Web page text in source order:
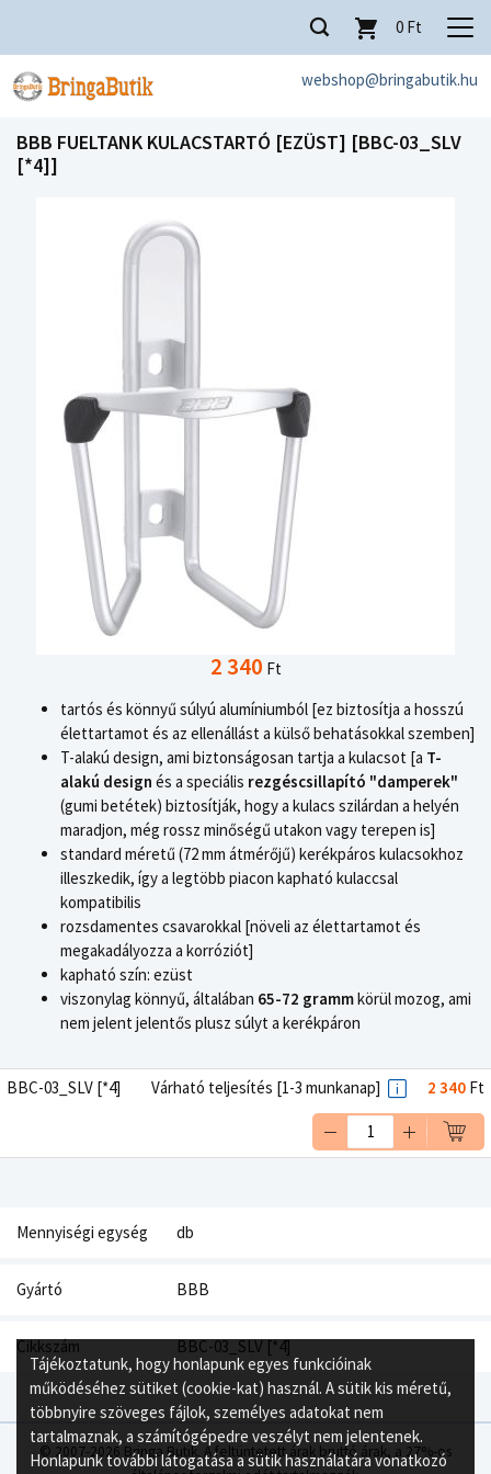
webshop@bringabutik.hu
0 Ft
BBB FUELTANK KULACSTARTÓ [EZÜST] [BBC-03_SLV
[*4]]
2 340 Ft
tartós és könnyű súlyú alumíniumból [ez biztosítja a hosszú
élettartamot és az ellenállást a külső behatásokkal szemben]
T-alakú design, ami biztonságosan tartja a kulacsot [a T-
alakú design és a speciális rezgéscsillapító "damperek"
(gumi betétek) biztosítják, hogy a kulacs szilárdan a helyén
maradjon, még rossz minőségű utakon vagy terepen is]
standard méretű (72 mm átmérőjű) kerékpáros kulacsokhoz
illeszkedik, így a legtöbb piacon kapható kulaccsal
kompatibilis
rozsdamentes csavarokkal [növeli az élettartamot és
megakadályozza a korróziót]
kapható szín: ezüst
viszonylag könnyű, általában 65-72 grammkörül mozog, ami
nem jelent jelentős plusz súlyt a kerékpáron
BBC-03_SLV [*4] Várható teljesítés [1-3 munkanap] 2 340 Ft
Mennyiségi egység db
Gyártó BBB
Cikkszám BBC-03_SLV [*4]
© 2007-2026 Bringa Butik. A feltüntetett árak bruttó árak, a 27%-os
Tájékoztatunk, hogy honlapunk egyes funkcióinak
működéséhez sütiket (cookie-kat) használ. A sütik kis méretű,
többnyire szöveges fájlok, személyes adatokat nem
tartalmaznak, a számítógépedre veszélyt nem jelentenek.
Honlapunk további látogatása a sütik használatára vonatkozó